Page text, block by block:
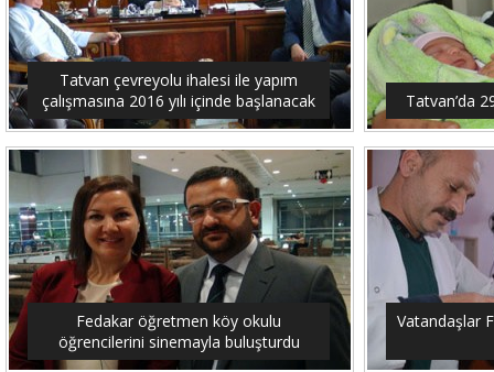
Tatvan çevreyolu ihalesi ile yapım
çalışmasına 2016 yılı içinde başlanacak
Tatvan’da
Fedakar öğretmen köy okulu
öğrencilerini sinemayla buluşturdu
Vatandaşlar